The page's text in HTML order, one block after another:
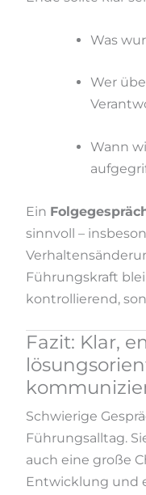
Was
Wer
Wann
Ein
sinnvoll –
Führungskraft
kontrollierend,
Fazit: Klar,
Schwierige
Führungsalltag.
auch eine große
Entwicklung und